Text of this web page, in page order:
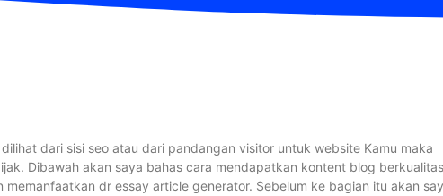
dari sisi seo atau dari pandangan visitor untuk website Kamu maka
Dibawah akan saya bahas cara mendapatkan kontent blog berkualitas
dr essay article generator. Sebelum ke bagian itu akan